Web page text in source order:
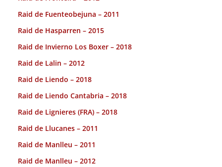
Raid de Fuenteobejuna – 2011
Raid de Hasparren – 2015
Raid de Invierno Los Boxer – 2018
Raid de Lalin – 2012
Raid de Liendo – 2018
Raid de Liendo Cantabria – 2018
Raid de Lignieres (FRA) – 2018
Raid de Llucanes – 2011
Raid de Manlleu – 2011
Raid de Manlleu – 2012